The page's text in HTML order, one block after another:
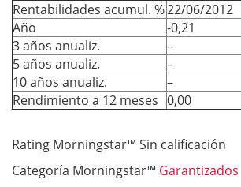
Rentabilidades acumul. %22/06/2012
Año
-0,21
3 años anualiz.
–
5 años anualiz.
–
10 años anualiz.
–
Rendimiento a 12 meses 0,00
Rating Morningstar™ Sin calificación
Categoría Morningstar™ Garantizados